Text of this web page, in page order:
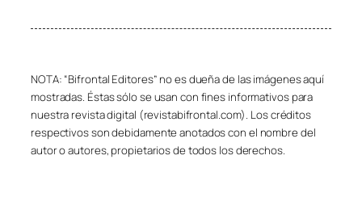
NOTA: “Bifrontal Editores” no es dueña de las imágenes aquí
mostradas. Éstas sólo se usan con fines informativos para
nuestra revista digital (revistabifrontal.com). Los créditos
respectivos son debidamente anotados con el nombre del
autor o autores, propietarios de todos los derechos.